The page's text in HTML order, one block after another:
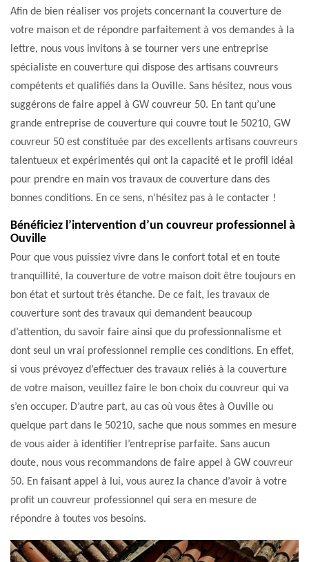
Afin de bien réaliser vos projets concernant la couverture de
votre maison et de répondre parfaitement à vos demandes à la
lettre, nous vous invitons à se tourner vers une entreprise
spécialiste en couverture qui dispose des artisans couvreurs
compétents et qualifiés dans la Ouville. Sans hésitez, nous vous
suggérons de faire appel à GW couvreur 50. En tant qu’une
grande entreprise de couverture qui couvre tout le 50210, GW
couvreur 50 est constituée par des excellents artisans couvreurs
talentueux et expérimentés qui ont la capacité et le profil idéal
pour prendre en main vos travaux de couverture dans des
bonnes conditions. En ce sens, n’hésitez pas à le contacter !
Bénéficiez l’intervention d’un couvreur professionnel à
Ouville
Pour que vous puissiez vivre dans le confort total et en toute
tranquillité, la couverture de votre maison doit être toujours en
bon état et surtout très étanche. De ce fait, les travaux de
couverture sont des travaux qui demandent beaucoup
d’attention, du savoir faire ainsi que du professionnalisme et
dont seul un vrai professionnel remplie ces conditions. En effet,
si vous prévoyez d’effectuer des travaux reliés à la couverture
de votre maison, veuillez faire le bon choix du couvreur qui va
s’en occuper. D’autre part, au cas où vous êtes à Ouville ou
quelque part dans le 50210, sache que nous sommes en mesure
de vous aider à identifier l’entreprise parfaite. Sans aucun
doute, nous vous recommandons de faire appel à GW couvreur
50. En faisant appel à lui, vous aurez la chance d’avoir à votre
profit un couvreur professionnel qui sera en mesure de
répondre à toutes vos besoins.